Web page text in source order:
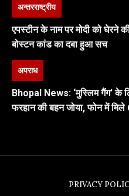
अन्तरराष्ट्रीय
एपस्टीन के नाम पर मोदी को घेरने
बोस्टन कांड का दबा हुआ सच
अपराध
Bhopal News: ‘मुस्लिम गैंग’ के
फरहान की बहन जोया, फोन में मिले
PRIVACY